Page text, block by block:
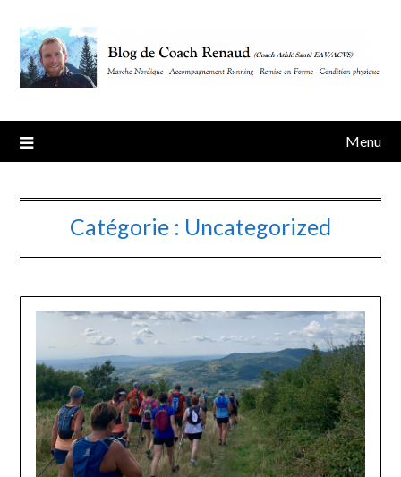
content
Menu
Catégorie : Uncategorized